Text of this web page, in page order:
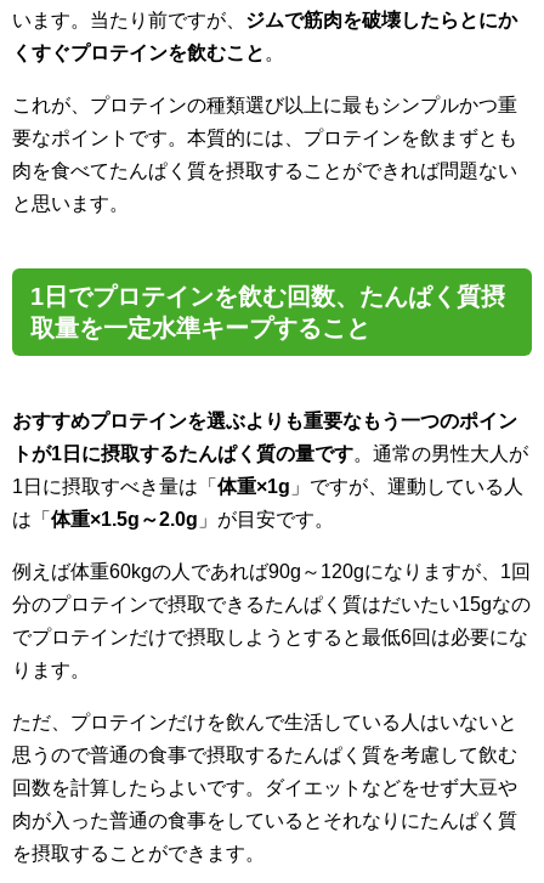
います。当たり前ですが、 ジムで筋肉を破壊したらとにか
くすぐプロテインを飲むこと 。
これが、プロテインの種類選び以上に最もシンプルかつ重
要なポイントです。本質的には、プロテインを飲まずとも
肉を食べてたんぱく質を摂取することができれば問題ない
と思います。
1日でプロテインを飲む回数、たんぱく質摂
取量を一定水準キープすること
おすすめプロテインを選ぶよりも重要なもう一つのポイン
トが1日に摂取するたんぱく質の量です。通常の男性大人が
1日に摂取すべき量は「 体重×1g 」ですが、運動している人
は「 体重×1.5g～2.0g 」が目安です。
例えば体重60kgの人であれば90g～120gになりますが、1回
分のプロテインで摂取できるたんぱく質はだいたい15gなの
でプロテインだけで摂取しようとすると最低6回は必要にな
ります。
ただ、プロテインだけを飲んで生活している人はいないと
思うので普通の食事で摂取するたんぱく質を考慮して飲む
回数を計算したらよいです。ダイエットなどをせず大豆や
肉が入った普通の食事をしているとそれなりにたんぱく質
を摂取することができます。